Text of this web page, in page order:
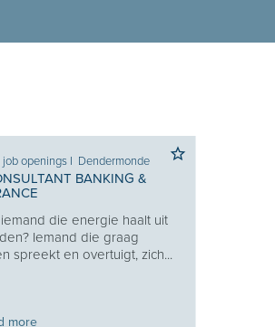
job openings I Dendermonde
BANKING &
die energie haalt uit
Iemand die graag
spreekt en overtuigt, zich...
more